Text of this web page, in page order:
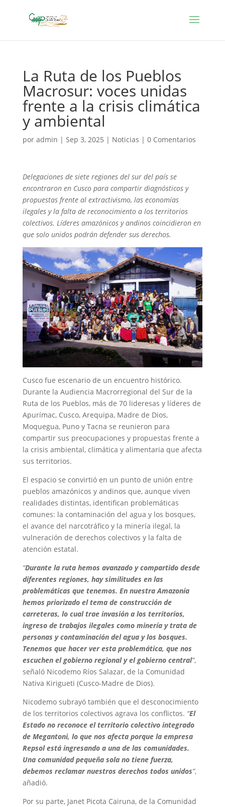
La Ruta de los Pueblos
Macrosur: voces unidas
frente a la crisis climática
y ambiental
por admin | Sep 3, 2025 | Noticias | 0 Comentarios
Delegaciones de siete regiones del sur del país se
encontraron en Cusco para compartir diagnósticos y
propuestas frente al extractivismo, las economías
ilegales y la falta de reconocimiento a los territorios
colectivos. Líderes amazónicos y andinos coincidieron en
que solo unidos podrán defender sus derechos.
Cusco fue escenario de un encuentro histórico.
Durante la Audiencia Macrorregional del Sur de la
Ruta de los Pueblos, más de 70 lideresas y líderes de
Apurímac, Cusco, Arequipa, Madre de Dios,
Moquegua, Puno y Tacna se reunieron para
compartir sus preocupaciones y propuestas frente a
la crisis ambiental, climática y alimentaria que afecta
sus territorios.
El espacio se convirtió en un punto de unión entre
pueblos amazónicos y andinos que, aunque viven
realidades distintas, identifican problemáticas
comunes: la contaminación del agua y los bosques,
el avance del narcotráfico y la minería ilegal, la
vulneración de derechos colectivos y la falta de
atención estatal.
“Durante la ruta hemos avanzado y compartido desde
diferentes regiones, hay similitudes en las
problemáticas que tenemos. En nuestra Amazonía
hemos priorizado el tema de construcción de
carreteras, lo cual trae invasión a los territorios,
ingreso de trabajos ilegales como minería y trata de
personas y contaminación del agua y los bosques.
Tenemos que hacer ver esta problemática, que nos
escuchen el gobierno regional y el gobierno central”,
señaló Nicodemo Ríos Salazar, de la Comunidad
Nativa Kirigueti (Cusco-Madre de Dios).
Nicodemo subrayó también que el desconocimiento
de los territorios colectivos agrava los conflictos. “El
Estado no reconoce el territorio colectivo integrado
de Megantoni, lo que nos afecta porque la empresa
Repsol está ingresando a una de las comunidades.
Una comunidad pequeña sola no tiene fuerza,
debemos reclamar nuestros derechos todos unidos”,
añadió.
Por su parte, Janet Picota Cairuna, de la Comunidad